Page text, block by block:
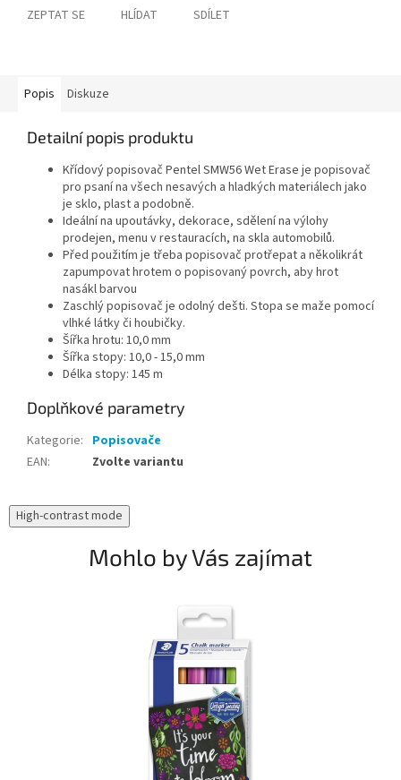
ZEPTAT SE HLÍDAT SDÍLET
Popis Diskuze
Detailní popis produktu
Křídový popisovač Pentel SMW56 Wet Erase je popisovač
pro psaní na všech nesavých a hladkých materiálech jako
je sklo, plast a podobně.
Ideální na upoutávky, dekorace, sdělení na výlohy
prodejen, menu v restauracích, na skla automobilů.
Před použitím je třeba popisovač protřepat a několikrát
zapumpovat hrotem o popisovaný povrch, aby hrot
nasákl barvou
Zaschlý popisovač je odolný dešti. Stopa se maže pomocí
vlhké látky či houbičky.
Šířka hrotu: 10,0 mm
Šířka stopy: 10,0 - 15,0 mm
Délka stopy: 145 m
Doplňkové parametry
Kategorie: Popisovače
EAN: Zvolte variantu
High-contrast mode
Mohlo by Vás zajímat